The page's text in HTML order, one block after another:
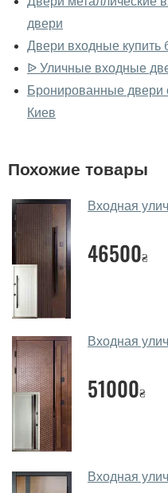
Да, можно посмотреть
фирменном салоне-
У вас
Да, у нас большой
Да. Мы консультируем
через мессенджеры,
в нашем салоне-магазине.
Какие
Наши рекомендации
параметров, Вашего
Подбор металлических
индивидуально для
Да, делаем. Наши
имеет с собой каталоги
двери
Двери входные купить
ᐉ Уличные входные
Бронированные двери
Киев
Похожие товары
Входная
46500₴
Входная
51000₴
Входная